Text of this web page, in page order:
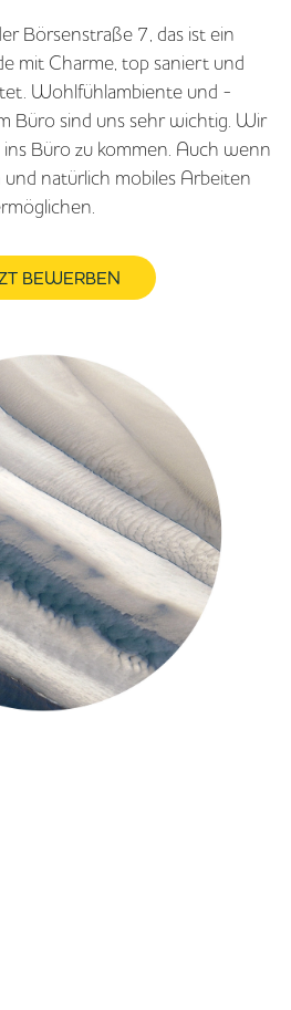
Börsenstraße 7, das ist ein
mit Charme, top saniert und
Wohlfühlambiente und -
Büro sind uns sehr wichtig. Wir
Büro zu kommen. Auch wenn
natürlich mobiles Arbeiten
BEWERBEN